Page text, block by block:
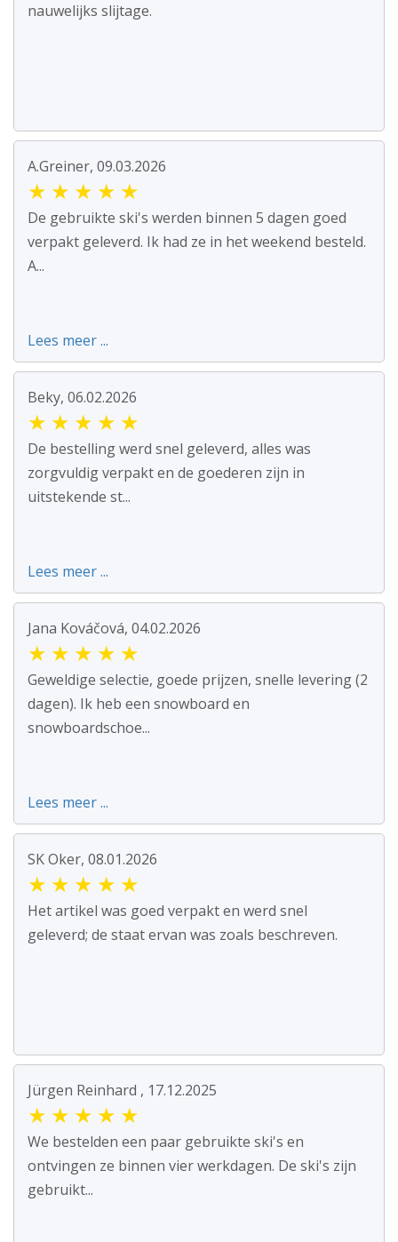
nauwelijks slijtage.
A.Greiner, 09.03.2026
★ ★ ★ ★ ★
De gebruikte ski's werden binnen 5 dagen goed
verpakt geleverd. Ik had ze in het weekend besteld.
A...
Lees meer ...
Beky, 06.02.2026
★ ★ ★ ★ ★
De bestelling werd snel geleverd, alles was
zorgvuldig verpakt en de goederen zijn in
uitstekende st...
Lees meer ...
Jana Kováčová, 04.02.2026
★ ★ ★ ★ ★
Geweldige selectie, goede prijzen, snelle levering (2
dagen). Ik heb een snowboard en
snowboardschoe...
Lees meer ...
SK Oker, 08.01.2026
★ ★ ★ ★ ★
Het artikel was goed verpakt en werd snel
geleverd; de staat ervan was zoals beschreven.
Jürgen Reinhard , 17.12.2025
★ ★ ★ ★ ★
We bestelden een paar gebruikte ski's en
ontvingen ze binnen vier werkdagen. De ski's zijn
gebruikt...